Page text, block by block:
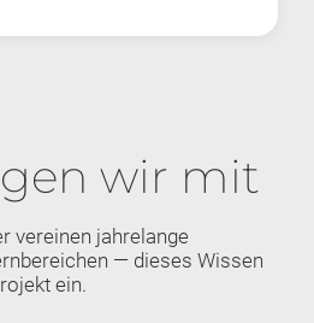
wir mit
vereinen jahrelange
— dieses Wissen
ein.